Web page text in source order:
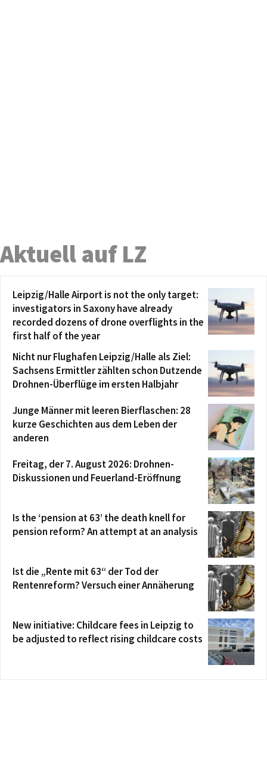
Aktuell auf LZ
Leipzig/Halle Airport is not the only target:
investigators in Saxony have already
recorded dozens of drone overflights in the
first half of the year
Nicht nur Flughafen Leipzig/Halle als Ziel:
Sachsens Ermittler zählten schon Dutzende
Drohnen-Überflüge im ersten Halbjahr
Junge Männer mit leeren Bierflaschen: 28
kurze Geschichten aus dem Leben der
anderen
Freitag, der 7. August 2026: Drohnen-
Diskussionen und Feuerland-Eröffnung
Is the ‘pension at 63’ the death knell for
pension reform? An attempt at an analysis
Ist die „Rente mit 63“ der Tod der
Rentenreform? Versuch einer Annäherung
New initiative: Childcare fees in Leipzig to
be adjusted to reflect rising childcare costs